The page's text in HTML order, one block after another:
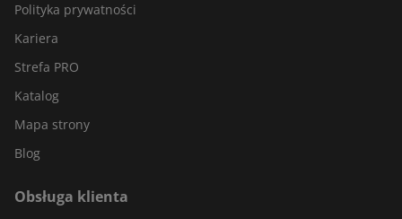
Polityka prywatności
Kariera
Strefa PRO
Katalog
Mapa strony
Blog
Obsługa klienta